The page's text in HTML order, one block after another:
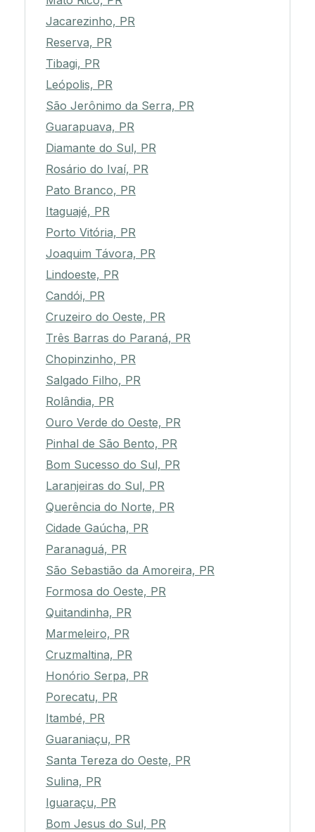
Jacarezinho, PR
Reserva, PR
Tibagi, PR
Leópolis, PR
São Jerônimo da Serra, PR
Guarapuava, PR
Diamante do Sul, PR
Rosário do Ivaí, PR
Pato Branco, PR
Itaguajé, PR
Porto Vitória, PR
Joaquim Távora, PR
Lindoeste, PR
Candói, PR
Cruzeiro do Oeste, PR
Três Barras do Paraná, PR
Chopinzinho, PR
Salgado Filho, PR
Rolândia, PR
Ouro Verde do Oeste, PR
Pinhal de São Bento, PR
Bom Sucesso do Sul, PR
Laranjeiras do Sul, PR
Querência do Norte, PR
Cidade Gaúcha, PR
Paranaguá, PR
São Sebastião da Amoreira, PR
Formosa do Oeste, PR
Quitandinha, PR
Marmeleiro, PR
Cruzmaltina, PR
Honório Serpa, PR
Porecatu, PR
Itambé, PR
Guaraniaçu, PR
Santa Tereza do Oeste, PR
Sulina, PR
Iguaraçu, PR
Bom Jesus do Sul, PR